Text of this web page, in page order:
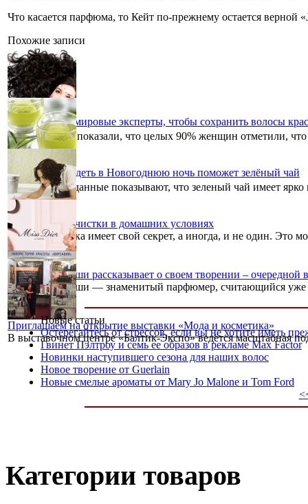
Что касается парфюма, то Кейт по-прежнему остается верной
Похожие записи
Что советуют мировые эксперты, чтобы сохранить волосы
Исследования показали, что целых 90% женщин отметили,
Хорошо выглядеть в Новогоднюю ночь поможет зелёный чай
Клинические данные показывают, что зеленый чай имеет
Хитрости химчистки в домашних условиях
Каждая хозяечка имеет свой секрет, а иногда, и не один. Это
Франсуа Демаши рассказывает о своем творении – очередной
Франсуа Демаши — знаменитый парфюмер, считающийся уже
Приглашаем на открытие выставки «Мода и косметика»
В выставочном центре «Балтик-Экспо» ведётся масштабная
Новые статьи
Остерегайтесь от стрессов, если вы не хотите иметь
Гвинет Пэлтроу и семь ее образов в рекламе Max Factor
Новинки наступившего сезона для наших волос
Новое творение от Guerlain
Новые смелые ароматы от Mary Jo Malone и Tom Ford
Категории товаров